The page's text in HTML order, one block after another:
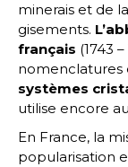
minerais et de
gisements.
français (1743
nomenclatures
systèmes
utilise encore
En France, la
popularisation